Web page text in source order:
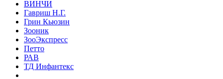
ВИНЧИ
Гавриш Н.Г.
Грин Кьюзин
Зооник
ЗооЭкспресс
Петто
РАВ
ТД Инфантекс